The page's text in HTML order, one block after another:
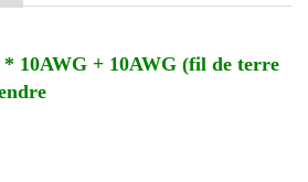
10AWG + 10AWG (fil de terre